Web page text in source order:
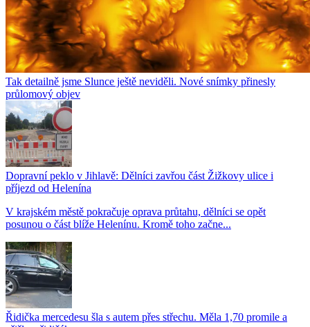
Tak detailně jsme Slunce ještě neviděli. Nové snímky přinesly
průlomový objev
Dopravní peklo v Jihlavě: Dělníci zavřou část Žižkovy ulice i
příjezd od Helenína
V krajském městě pokračuje oprava průtahu, dělníci se opět
posunou o část blíže Helenínu. Kromě toho začne...
Řidička mercedesu šla s autem přes střechu. Měla 1,70 promile a